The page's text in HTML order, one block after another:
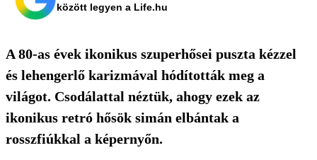
között legyen a Life.hu
A 80-as évek ikonikus szuperhősei puszta kézzel
és lehengerlő karizmával hódították meg a
világot. Csodálattal néztük, ahogy ezek az
ikonikus retró hősök simán elbántak a
rosszfiúkkal a képernyőn.